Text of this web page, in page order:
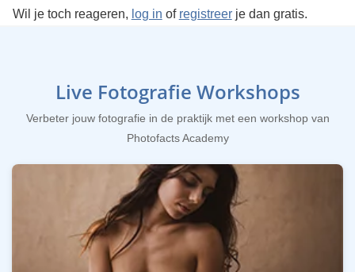
Wil je toch reageren, log in of registreerje dan gratis.
Live Fotografie Workshops
Verbeter jouw fotografie in de praktijk met een workshop van
Photofacts Academy